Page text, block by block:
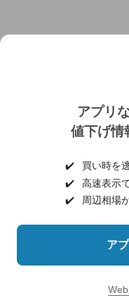
アプリ
値下げ情
✔️
買い時を
✔️
高速表示
✔️
周辺相場
ア
個人情報
ヘルプ・